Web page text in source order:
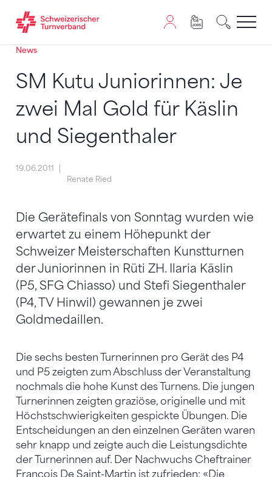
Zum Inhalt springen
Zur Sitemap navigieren
Zum Navigieren dieser Seite wird JavaScript benötigt.
News
SM Kutu Juniorinnen: Je
zwei Mal Gold für Käslin
und Siegenthaler
19.06.2011
Renate Ried
Die Gerätefinals von Sonntag wurden wie
erwartet zu einem Höhepunkt der
Schweizer Meisterschaften Kunstturnen
der Juniorinnen in Rüti ZH. Ilaria Käslin
(P5, SFG Chiasso) und Stefi Siegenthaler
(P4, TV Hinwil) gewannen je zwei
Goldmedaillen.
Die sechs besten Turnerinnen pro Gerät des P4
und P5 zeigten zum Abschluss der Veranstaltung
nochmals die hohe Kunst des Turnens. Die jungen
Turnerinnen zeigten graziöse, originelle und mit
Höchstschwierigkeiten gespickte Übungen. Die
Entscheidungen an den einzelnen Geräten waren
sehr knapp und zeigte auch die Leistungsdichte
der Turnerinnen auf. Der Nachwuchs Cheftrainer
François De Saint-Martin ist zufrieden: «Die